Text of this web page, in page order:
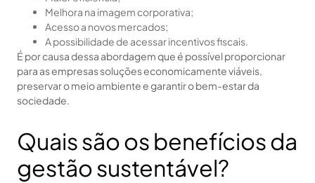
Melhora na imagem corporativa;
Acesso a novos mercados;
A possibilidade de acessar incentivos fiscais.
É por causa dessa abordagem que é possível proporcionar
para as empresas soluções economicamente viáveis,
preservar o meio ambiente e garantir o bem-estar da
sociedade.
Quais são os benefícios da
gestão sustentável?